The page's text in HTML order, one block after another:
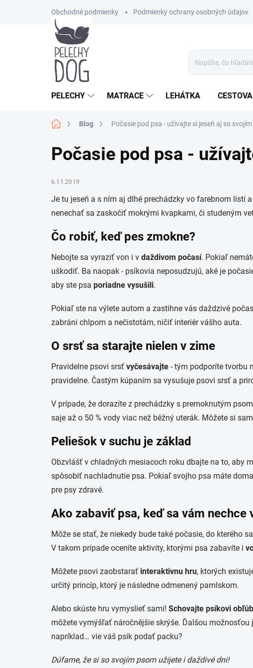
Obchodné podmienky Podmienky ochrany osobných údajov
PELECHY MATRACE LEHÁTKA
DomovBlog Počasie pod psa - užívajte si jeseň aj so
Počasie pod psa -
6.11.2019
Je tu jeseň a s ním aj dlhé prechádzky vo farebnom listí
nenechať sa zaskočiť mokrými kvapkami, či studeným
Čo robiť, keď pes zmokne?
Nebojte sa vyraziť von i v daždivom počasí. Pokiaľ
uškodiť. Ba naopak - psíkovia neposudzujú, aké je
aby ste psa poriadne vysušili.
Pokiaľ ste na výlete autom a zastihne vás daždzivé
zabráni chlpom a nečistotám, ničiť interiér vášho auta.
O srsť sa starajte nielen v zime
Pravidelne psovi srsť vyčesávajte - tým podporíte tvorbu
pravidelne. Častým kúpaním sa vysušuje psovi srsť a
V prípade, že dorazíte z prechádzky s premoknutým
saje až o 50 % vody viac než běžný uterák. Môžete si
Peliešok v suchu je základ
Obzvlášť v chladných mesiacoch roku dbajte na to, aby
spôsobiť nachladnutie psa. Pokiaľ svojho psa máte
pre psy zdravé.
Ako zabaviť psa, keď sa vám nechce
Môže se stať, že niekedy bude také počasie, do kterého
V takom prípade oceníte aktivity, ktorými psa zabavíte i
Môžete psovi zaobstarať interaktivnu hru, ktorých
určitý princíp, ktorý je následne odmenený pamlskom.
Alebo skúste hru vymyslieť sami! Schovajte psíkovi
môžete vymýšľať náročnějšie skrýše. Ďalšou
napríklad… vie váš psík podať packu?
Dúfame, že si so svojím psom užijete i daždivé dni!